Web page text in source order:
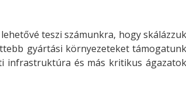
teszi számunkra, hogy skálázzuk
gyártási környezeteket támogatunk
infrastruktúra és más kritikus ágazatok